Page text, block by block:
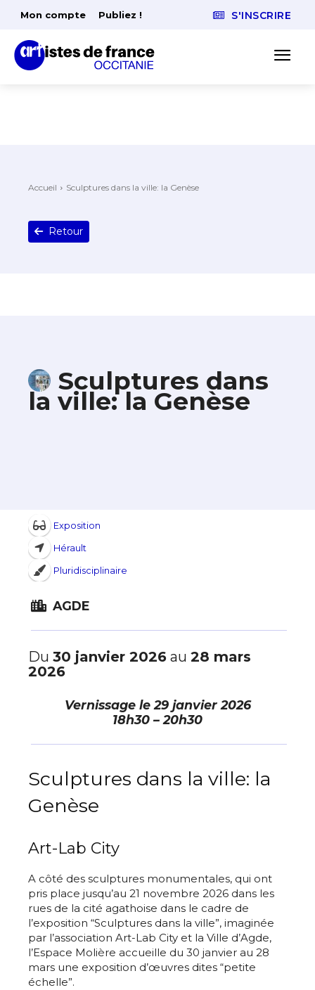
Mon compte Publiez ! S'INSCRIRE
Accueil Sculptures dans la ville: la Genèse
Retour
Sculptures dans
la ville: la Genèse
Exposition
Hérault
Pluridisciplinaire
AGDE
Du 30 janvier 2026 au 28 mars
2026
Vernissage le29 janvier 2026
18h30 – 20h30
Sculptures dans la ville: la
Genèse
Art-Lab City
A côté des sculptures monumentales, qui ont
pris place jusqu’au 21 novembre 2026 dans les
rues de la cité agathoise dans le cadre de
l’exposition “Sculptures dans la ville”, imaginée
par l’association Art-Lab City et la Ville d’Agde,
l’Espace Molière accueille du 30 janvier au 28
mars une exposition d’œuvres dites “petite
échelle”.